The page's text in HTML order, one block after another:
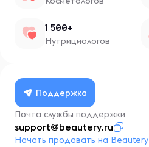
1 500+
Нутрициологов
Поддержка
Почта службы поддержки
support@beautery.ru
Начать продавать на Beautery